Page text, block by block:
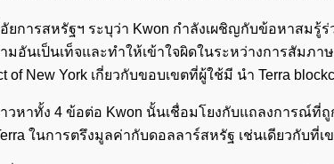
ยการสหรัฐฯ ระบุว่า Kwon กำลังเผชิญกับข้อหาสมรู้
มอันเป็นเท็จและทำให้เข้าใจผิดในระหว่างการสัมภ
of New York เกี่ยวกับขอบเขตที่ผู้ใช้มี นำ Terra
วหาทั้ง 4 ข้อต่อ Kwon นั้นเชื่อมโยงกับแถลงการณ์ที่
ในการตรึงมูลค่ากับดอลลาร์สหรัฐ เช่นเดียวกับที่